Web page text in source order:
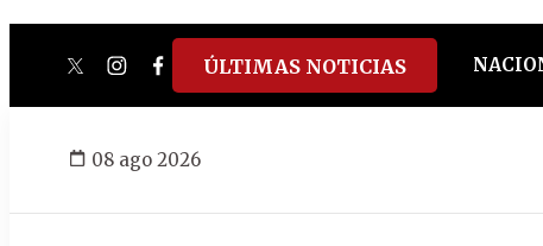
twitterinstagram
facebook
tiktokyoutube
spotify
ÚLTIMAS NOTICIAS
08 ago 2026